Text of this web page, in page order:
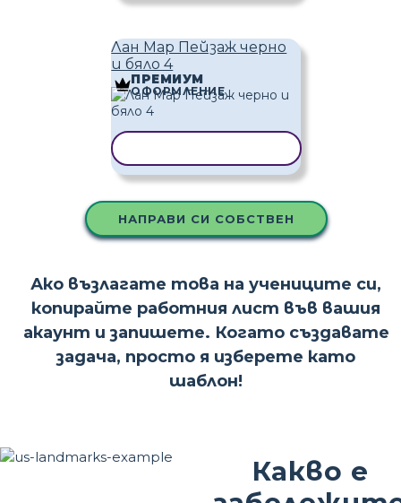
Лан Мар Пейзаж черно
и бяло 4
ПРЕМИУМ
ОФОРМЛЕНИЕ
НАПРАВИ СИ СОБСТВЕН
Ако възлагате това на учениците си,
копирайте работния лист във вашия
акаунт и запишете. Когато създавате
задача, просто я изберете като
шаблон!
Какво е